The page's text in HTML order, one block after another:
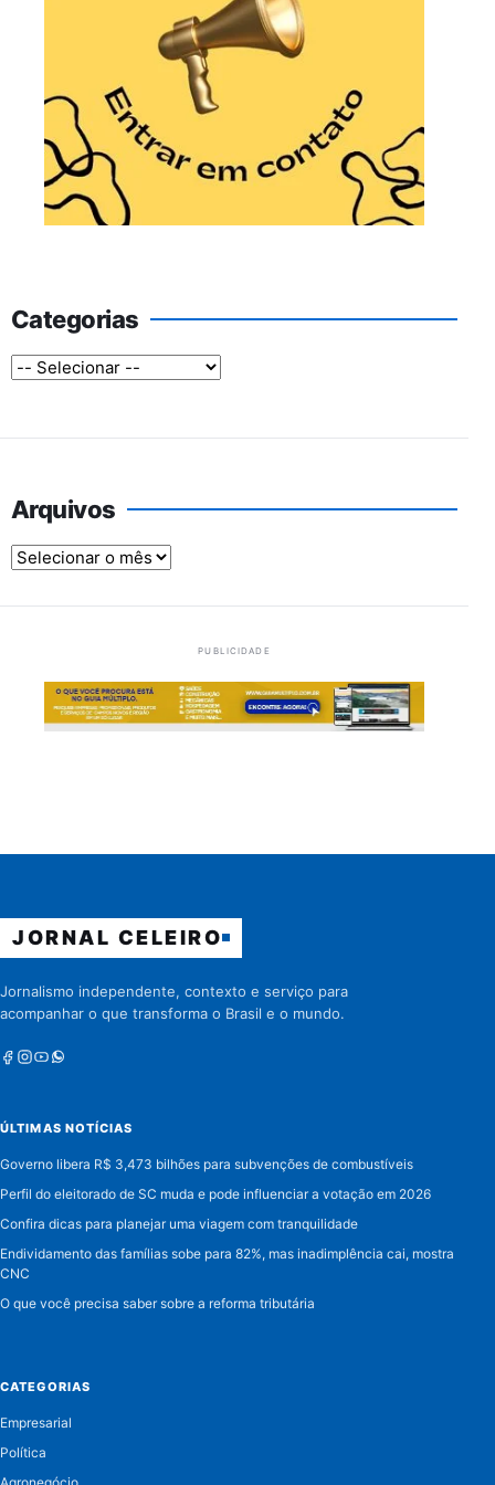
Categorias
Arquivos
Arquivos
PUBLICIDADE
JORNAL CELEIRO
Jornalismo independente, contexto e serviço para
acompanhar o que transforma o Brasil e o mundo.
Facebook
Instagram
Youtube
Whatsapp
ÚLTIMAS NOTÍCIAS
Governo libera R$ 3,473 bilhões para subvenções de combustíveis
Perfil do eleitorado de SC muda e pode influenciar a votação em 2026
Confira dicas para planejar uma viagem com tranquilidade
Endividamento das famílias sobe para 82%, mas inadimplência cai, mostra
CNC
O que você precisa saber sobre a reforma tributária
CATEGORIAS
Empresarial
Política